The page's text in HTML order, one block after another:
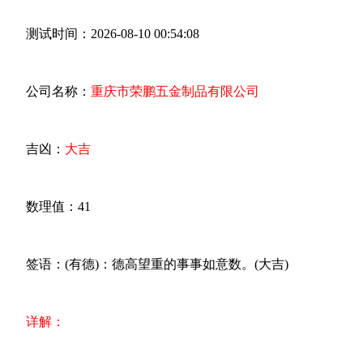
测试时间：2026-08-10 00:54:08
公司名称： 重庆市荣鹏五金制品有限公司
吉凶： 大吉
数理值：41
签语：(有德)：德高望重的事事如意数。(大吉)
详解：